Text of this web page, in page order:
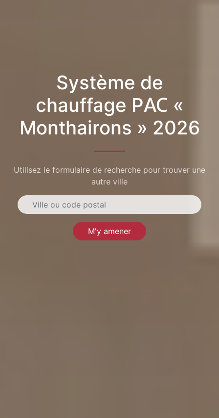
Système de
chauffage PAC «
Monthairons » 2026
Utilisez le formulaire de recherche pour trouver une
autre ville
M'y amener